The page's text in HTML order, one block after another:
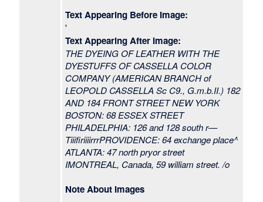
Text Appearing Before Image:
'
Text Appearing After Image:
THE DYEING OF LEATHER WITH THE
DYESTUFFS OF CASSELLA COLOR
COMPANY (AMERICAN BRANCH of
LEOPOLD CASSELLA Sc C9., G.m.b.II.) 182
AND 184 FRONT STREET NEW YORK
BOSTON: 68 ESSEX STREET
PHILADELPHIA: 126 and 128 south r—
TiiifiriiiirrrPROVIDENCE: 64 exchange place^
ATLANTA: 47 north pryor street
IMONTREAL, Canada, 59 william street. /o
Note About Images